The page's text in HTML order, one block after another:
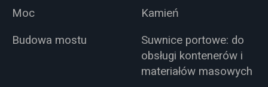
Moc
Kamień
Budowa mostu
Suwnice portowe: do
obsługi kontenerów i
materiałów masowych